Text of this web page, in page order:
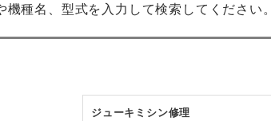
種名、型式を入力して検索してください。
ジューキミシン修理